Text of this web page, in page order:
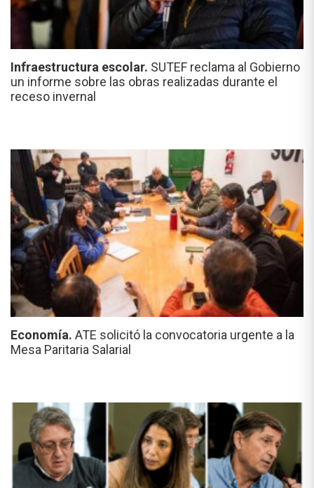
Infraestructura escolar. SUTEF reclama al Gobierno
un informe sobre las obras realizadas durante el
receso invernal
Economía. ATE solicitó la convocatoria urgente a la
Mesa Paritaria Salarial